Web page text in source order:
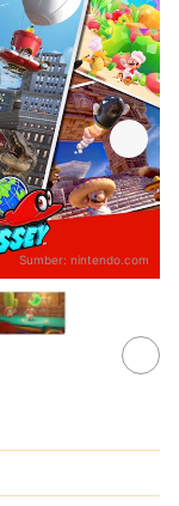
Sumber: nintendo.com